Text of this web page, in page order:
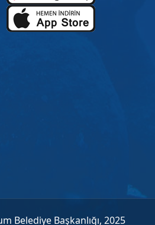
Belediye Başkanlığı, 2025